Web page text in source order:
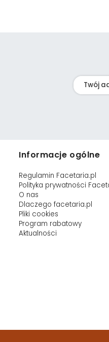
Informacje ogólne
Regulamin Facetaria.pl
Polityka prywatności
O nas
Dlaczego facetaria.pl
Pliki cookies
Program rabatowy
Aktualności